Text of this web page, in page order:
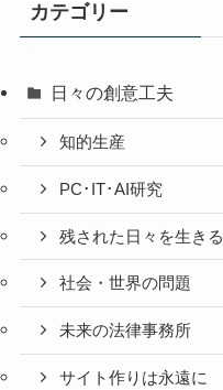
稿
カテゴリー
日々の創意工夫
知的生産
PC･IT･AI研究
残された日々を生きる
社会・世界の問題
未来の法律事務所
サイト作りは永遠に